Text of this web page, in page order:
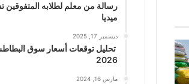
رسالة من معلم لطلابه
ميديا
ديسمبر 17, 2025
تحليل توقعات أسعار سوق
2026
مارس 16, 2024